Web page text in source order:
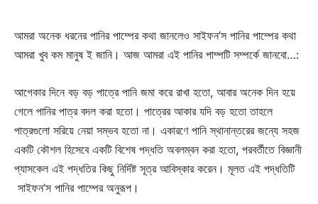
আমরা অনেক ধরনের পানির পাম্পের কথা জানলেও সাইফন’স পানির পাম্পের কথা
আমরা খুব কম মানুষ ই জানি। আজ আমরা এই পানির পাম্পটি সম্পর্কে জানবো…:
আগেকার দিনে বড় বড় পাত্রে পানি জমা করে রাখা হতো, আবার অনেক দিন হয়ে
গেলে পানির পাত্র বদল করা হতো। পাত্রের আকার যদি বড় হতো তাহলে
পাত্রগুলো সরিয়ে নেয়া সম্ভব হতো না। একারণে পানি স্থানান্তরের জন্যে সহজ
একটি কৌশল হিসেবে একটি বিশেষ পদ্ধতি অবলম্বন করা হতো, পরবর্তীতে বিজ্ঞানী
প্যাসকেল এই পদ্ধতির কিছু নির্দিষ্ট সূত্র আবিস্কার করেন। মূলত এই পদ্ধতিটি
সাইফন’স পানির পাম্পের অনুরূপ।